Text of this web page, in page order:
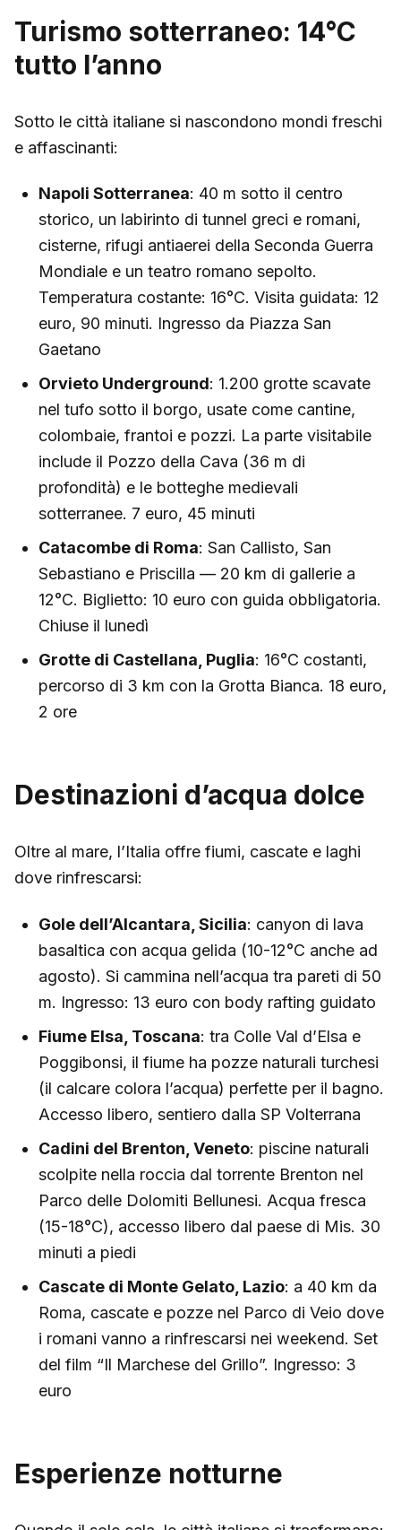
Turismo sotterraneo: 14°C
tutto l’anno
Sotto le città italiane si nascondono mondi freschi
e affascinanti:
Napoli Sotterranea: 40 m sotto il centro
storico, un labirinto di tunnel greci e romani,
cisterne, rifugi antiaerei della Seconda Guerra
Mondiale e un teatro romano sepolto.
Temperatura costante: 16°C. Visita guidata: 12
euro, 90 minuti. Ingresso da Piazza San
Gaetano
Orvieto Underground: 1.200 grotte scavate
nel tufo sotto il borgo, usate come cantine,
colombaie, frantoi e pozzi. La parte visitabile
include il Pozzo della Cava (36 m di
profondità) e le botteghe medievali
sotterranee. 7 euro, 45 minuti
Catacombe di Roma: San Callisto, San
Sebastiano e Priscilla — 20 km di gallerie a
12°C. Biglietto: 10 euro con guida obbligatoria.
Chiuse il lunedì
Grotte di Castellana, Puglia: 16°C costanti,
percorso di 3 km con la Grotta Bianca. 18 euro,
2 ore
Destinazioni d’acqua dolce
Oltre al mare, l’Italia offre fiumi, cascate e laghi
dove rinfrescarsi:
Gole dell’Alcantara, Sicilia: canyon di lava
basaltica con acqua gelida (10-12°C anche ad
agosto). Si cammina nell’acqua tra pareti di 50
m. Ingresso: 13 euro con body rafting guidato
Fiume Elsa, Toscana: tra Colle Val d’Elsa e
Poggibonsi, il fiume ha pozze naturali turchesi
(il calcare colora l’acqua) perfette per il bagno.
Accesso libero, sentiero dalla SP Volterrana
Cadini del Brenton, Veneto: piscine naturali
scolpite nella roccia dal torrente Brenton nel
Parco delle Dolomiti Bellunesi. Acqua fresca
(15-18°C), accesso libero dal paese di Mis. 30
minuti a piedi
Cascate di Monte Gelato, Lazio: a 40 km da
Roma, cascate e pozze nel Parco di Veio dove
i romani vanno a rinfrescarsi nei weekend. Set
del film “Il Marchese del Grillo”. Ingresso: 3
euro
Esperienze notturne